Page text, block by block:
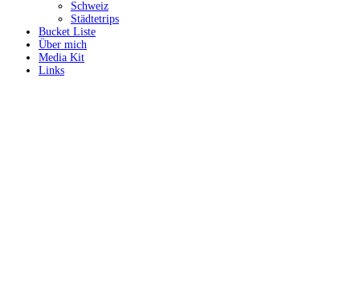
Schweiz
Städtetrips
Bucket Liste
Über mich
Media Kit
Links